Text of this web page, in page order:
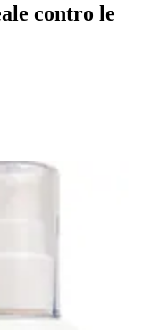
contro le